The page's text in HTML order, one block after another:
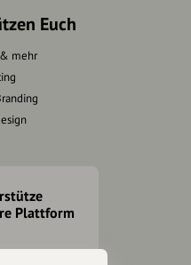
Euch
mehr
Plattform